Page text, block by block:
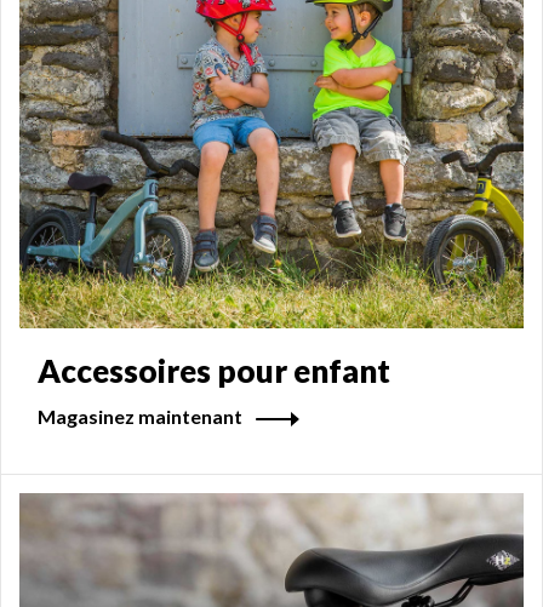
Accessoires pour enfant
Magasinez maintenant